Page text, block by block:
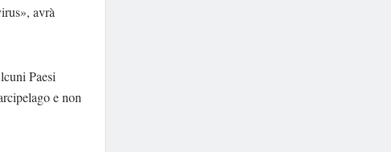
avrà
Paesi
e non